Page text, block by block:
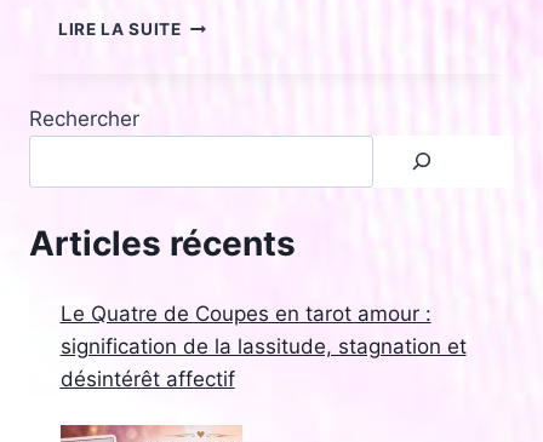
LIRE LA SUITELE
Rechercher
Articles récents
Le Quatre de Coupes en tarot amour :
signification de la lassitude, stagnation et
désintérêt affectif